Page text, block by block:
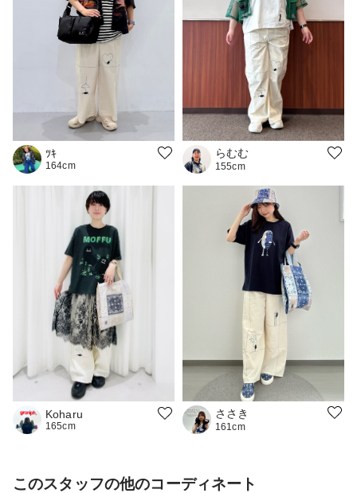
ﾂｷ
164cm
らむむ
155cm
Koharu
165cm
ささき
161cm
このスタッフの他のコーディネート